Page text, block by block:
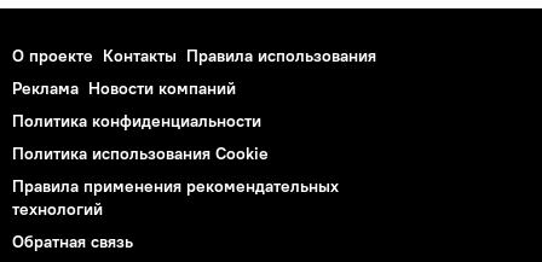
О проекте Контакты Правила использования
Реклама Новости компаний
Политика конфиденциальности
Политика использования Cookie
Правила применения рекомендательных
технологий
Обратная связь